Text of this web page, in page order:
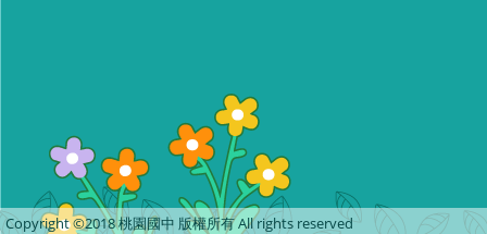
Copyright ©2018 桃園國中 版權所有 All rights reserved